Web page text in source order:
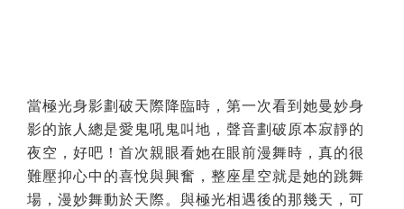
當極光身影劃破天際降臨時，第一次看到她曼妙身
影的旅人總是愛鬼吼鬼叫地，聲音劃破原本寂靜的
夜空，好吧！首次親眼看她在眼前漫舞時，真的很
難壓抑心中的喜悅與興奮，整座星空就是她的跳舞
場，漫妙舞動於天際。與極光相遇後的那幾天，可